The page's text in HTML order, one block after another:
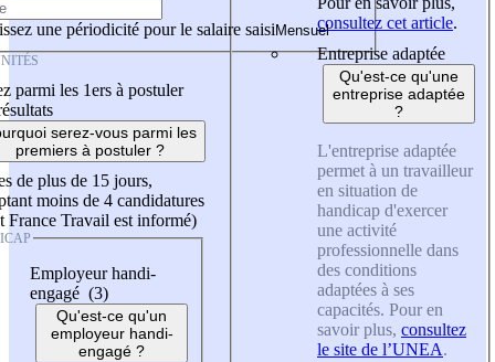
une périodicité pour le salaire saisi
parmi les 1ers à postuler
serez-vous parmi les
premiers à postuler ?
de plus de 15 jours,
moins de 4 candidatures
France Travail est informé)
Employeur handi-
engagé (3)
Qu'est-ce qu'un
employeur handi-
engagé ?
consultez cet article.
Entreprise adaptée
Qu'est-ce qu'une
entreprise adaptée
?
L'entreprise adaptée
permet à un travailleur
en situation de
handicap d'exercer
une activité
professionnelle dans
des conditions
adaptées à ses
capacités. Pour en
savoir plus, consultez
le site de l’UNEA.